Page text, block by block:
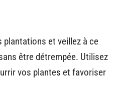
et veillez à ce
être détrempée. Utilisez
vos plantes et favoriser